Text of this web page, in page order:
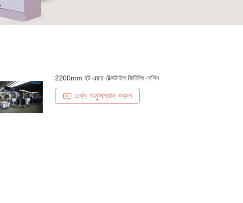
2200mm হট এয়ার টেক্সটাইল ফিনিশিং মেশিন
এখন অনুসন্ধান করুন